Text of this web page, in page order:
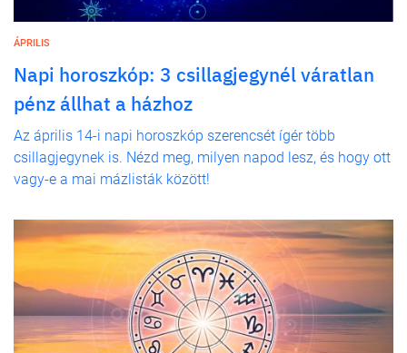
ÁPRILIS
Napi horoszkóp: 3 csillagjegynél váratlan
pénz állhat a házhoz
Az április 14-i napi horoszkóp szerencsét ígér több
csillagjegynek is. Nézd meg, milyen napod lesz, és hogy ott
vagy-e a mai mázlisták között!